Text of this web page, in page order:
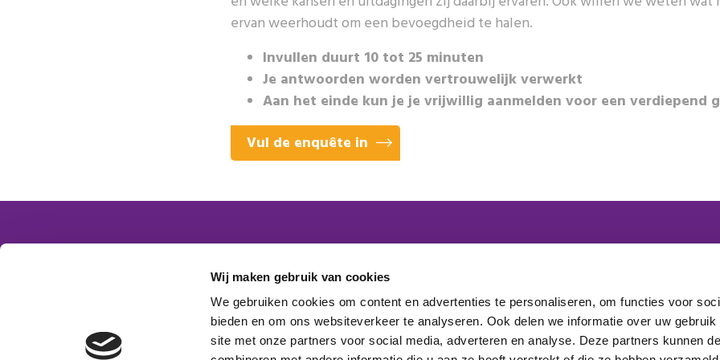
Wij maken gebruik van cookies
We gebruiken cookies om content en advertenties te personaliseren, om functies voor
bieden en om ons websiteverkeer te analyseren. Ook delen we informatie over uw gebruik
site met onze partners voor social media, adverteren en analyse. Deze partners kunnen
ervan weerhoudt om een bevoegdheid te halen.
Invullen duurt 10 tot 25 minuten
Je antwoorden worden vertrouwelijk verwerkt
Aan het einde kun je je vrijwillig aanmelden voor een verdiepend
Vul de enquête in
Contactgegevens
Platform VMBO Zorg & Welzijn
5200 BR ‘s-Hertogenbosch
Word lid van het platform
Aanmelden nieuwsbrief maakt onderdeel uit van